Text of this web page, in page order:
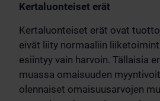
Kertaluonteiset erät
Kertaluonteiset erät ovat
eivät liity normaaliin
esiintyy vain harvoin. Tällaisia
muassa omaisuuden
olennaiset omaisuusarvojen